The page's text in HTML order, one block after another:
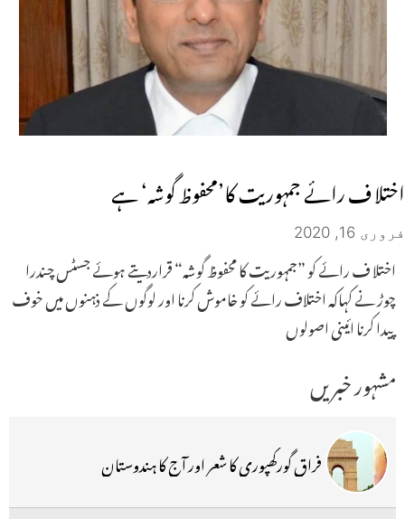
اختلا ف رائے جمہوریت کا’محفوظ گوشہ‘ ہے
فروری 16, 2020
اختلا ف رائے کو ”جمہوریت کا محفوظ گوشہ“ قراردیتے ہوئے جسٹس چندرا
چوڑ نے کہاکہ اختلاف رائے کو خاموش کرنا اور لوگوں کے ذہنوں میں خوف
پیدا کرنا ائینی اصولوں
مشہور خبریں
فراق گورکھپوری کا شعر اور آج کا ہندوستان